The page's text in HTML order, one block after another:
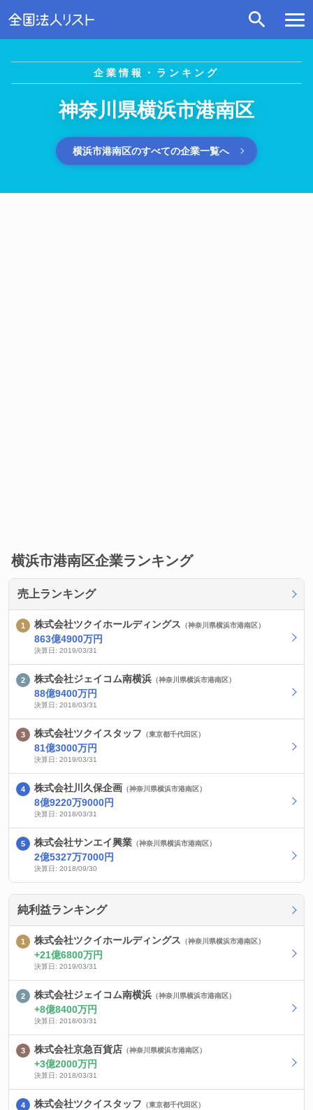
企業情報・ランキング
神奈川県横浜市港南区
横浜市港南区のすべての企業一覧へ
横浜市港南区企業ランキング
売上ランキング
株式会社ツクイホールディングス （神奈川県横浜市港南区）
863億4900万円
決算日: 2019/03/31
株式会社ジェイコム南横浜 （神奈川県横浜市港南区）
88億9400万円
決算日: 2018/03/31
株式会社ツクイスタッフ （東京都千代田区）
81億3000万円
決算日: 2019/03/31
株式会社川久保企画 （神奈川県横浜市港南区）
8億9220万9000円
決算日: 2018/03/31
株式会社サンエイ興業 （神奈川県横浜市港南区）
2億5327万7000円
決算日: 2018/09/30
純利益ランキング
株式会社ツクイホールディングス （神奈川県横浜市港南区）
21億6800万円
決算日: 2019/03/31
株式会社ジェイコム南横浜 （神奈川県横浜市港南区）
8億8400万円
決算日: 2018/03/31
株式会社京急百貨店 （神奈川県横浜市港南区）
3億2000万円
決算日: 2018/03/31
株式会社ツクイスタッフ （東京都千代田区）